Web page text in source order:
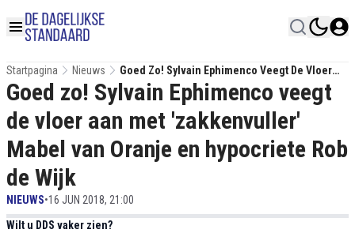
Startpagina Nieuws
Goed Zo! Sylvain Ephimenco Veegt De Vloer
Aan Met 'zakkenvuller' Mabel Van Oranje En
Hypocriete Rob De Wijk
Goed zo! Sylvain Ephimenco veegt
de vloer aan met 'zakkenvuller'
Mabel van Oranje en hypocriete Rob
de Wijk
NIEUWS•16 JUN 2018, 21:00
Wilt u DDS vaker zien?